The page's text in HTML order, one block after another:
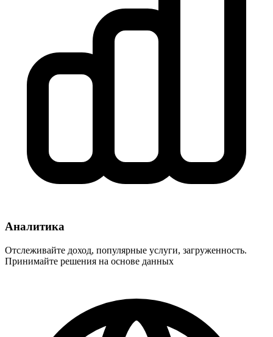
Аналитика
Отслеживайте доход, популярные услуги, загруженность.
Принимайте решения на основе данных